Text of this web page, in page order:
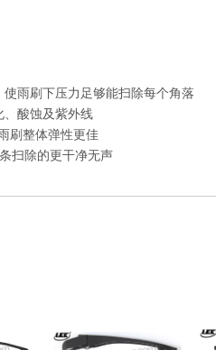
使雨刷下压力足够能扫除每个角落
、酸蚀及紫外线
刷整体弹性更佳
扫除的更干净无声